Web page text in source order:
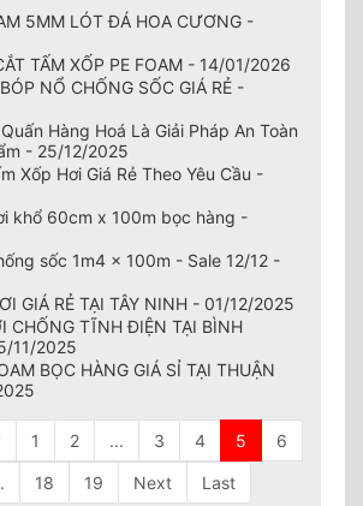
5MM LÓT ĐÁ HOA CƯƠNG -
TẤM XỐP PE FOAM - 14/01/2026
NỔ CHỐNG SỐC GIÁ RẺ -
Hàng Hoá Là Giải Pháp An Toàn
- 25/12/2025
Xốp Hơi Giá Rẻ Theo Yêu Cầu -
khổ 60cm x 100m bọc hàng -
sốc 1m4 x 100m - Sale 12/12 -
GIÁ RẺ TẠI TÂY NINH - 01/12/2025
CHỐNG TĨNH ĐIỆN TẠI BÌNH
11/2025
BỌC HÀNG GIÁ SỈ TẠI THUẬN
1 2 ... 3 4 5 6
18 19 Next Last